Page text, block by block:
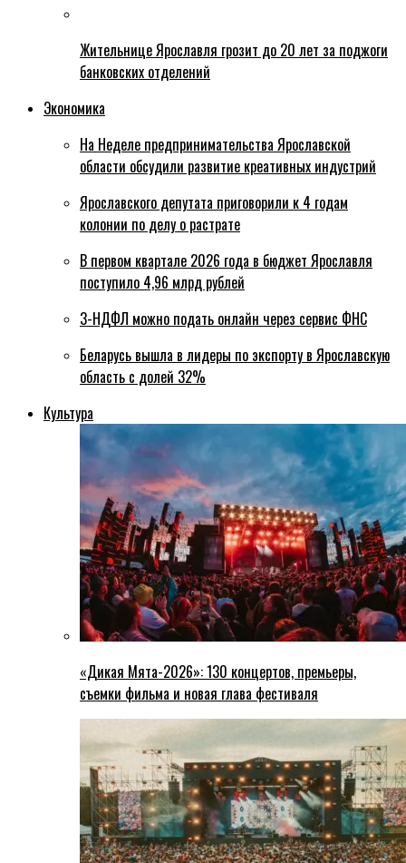
Жительнице Ярославля грозит до 20 лет за поджоги
банковских отделений
Экономика
На Неделе предпринимательства Ярославской
области обсудили развитие креативных индустрий
Ярославского депутата приговорили к 4 годам
колонии по делу о растрате
В первом квартале 2026 года в бюджет Ярославля
поступило 4,96 млрд рублей
3-НДФЛ можно подать онлайн через сервис ФНС
Беларусь вышла в лидеры по экспорту в Ярославскую
область с долей 32%
Культура
«Дикая Мята-2026»: 130 концертов, премьеры,
съемки фильма и новая глава фестиваля